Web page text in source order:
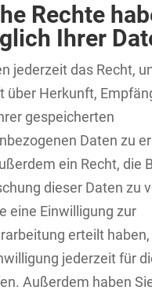
Rechte
Ihrer
jederzeit das Recht,
über Herkunft,
gespeicherten
Daten zu
ein Recht, die
dieser Daten zu
eine Einwilligung zur
erteilt haben,
jederzeit für
Außerdem haben